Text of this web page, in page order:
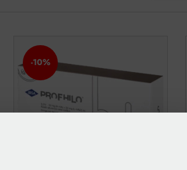
-10%